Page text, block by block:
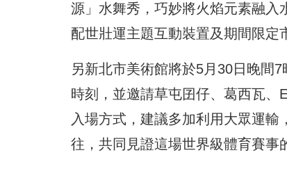
源」水舞秀，巧妙將火焰元素融入
配世壯運主題互動裝置及期間限定
另新北市美術館將於5月30日晚間
時刻，並邀請草屯囝仔、葛西瓦
入場方式，建議多加利用大眾運
往，共同見證這場世界級體育賽事